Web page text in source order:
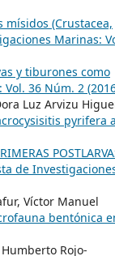
mísidos (Crustacea,
Marinas:
y tiburones como
36 Núm. 2
Luz Arvizu
pyrifera a
de
Víctor Manuel
bentónica
Rojo-